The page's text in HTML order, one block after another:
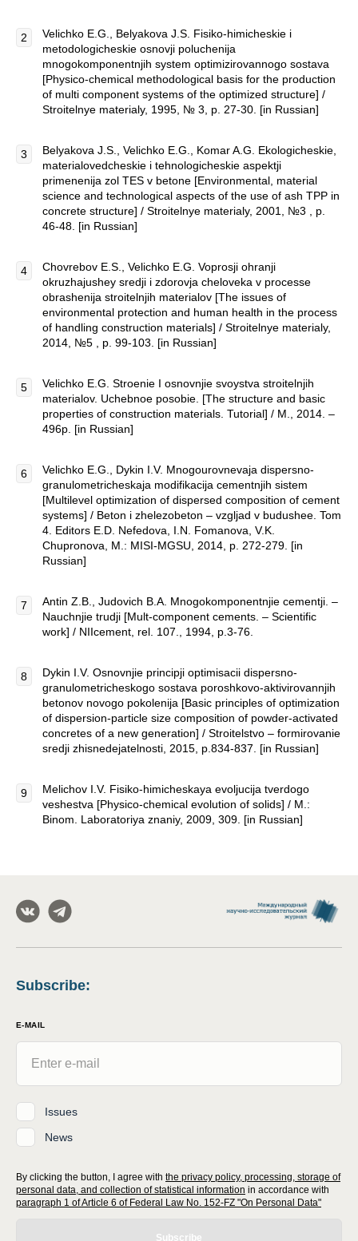
Velichko E.G., Belyakova J.S. Fisiko-himicheskie i
metodologicheskie osnovji poluchenija
mnogokomponentnjih system optimizirovannogo sostava
[Physico-chemical methodological basis for the production
of multi component systems of the optimized structure] /
Stroitelnye materialy, 1995, № 3, p. 27-30. [in Russian]
Belyakova J.S., Velichko E.G., Komar A.G. Ekologicheskie,
materialovedcheskie i tehnologicheskie aspektji
primenenija zol TES v betone [Environmental, material
science and technological aspects of the use of ash TPP in
concrete structure] / Stroitelnye materialy, 2001, №3 , p.
46-48. [in Russian]
Chovrebov E.S., Velichko E.G. Voprosji ohranji
okruzhajushey sredji i zdorovja cheloveka v processe
obrashenija stroitelnjih materialov [The issues of
environmental protection and human health in the process
of handling construction materials] / Stroitelnye materialy,
2014, №5 , p. 99-103. [in Russian]
Velichko E.G. Stroenie I osnovnjie svoystva stroitelnjih
materialov. Uchebnoe posobie. [The structure and basic
properties of construction materials. Tutorial] / M., 2014. –
496p. [in Russian]
Velichko E.G., Dykin I.V. Mnogourovnevaja dispersno-
granulometricheskaja modifikacija cementnjih sistem
[Multilevel optimization of dispersed composition of cement
systems] / Beton i zhelezobeton – vzgljad v budushee. Tom
4. Editors E.D. Nefedova, I.N. Fomanova, V.K.
Chupronova, M.: MISI-MGSU, 2014, p. 272-279. [in
Russian]
Antin Z.B., Judovich B.A. Mnogokomponentnjie cementji. –
Nauchnjie trudji [Mult-component cements. – Scientific
work] / NIIcement, rel. 107., 1994, p.3-76.
Dykin I.V. Osnovnjie principji optimisacii dispersno-
granulometricheskogo sostava poroshkovo-aktivirovannjih
betonov novogo pokolenija [Basic principles of optimization
of dispersion-particle size composition of powder-activated
concretes of a new generation] / Stroitelstvo – formirovanie
sredji zhisnedejatelnosti, 2015, p.834-837. [in Russian]
Melichov I.V. Fisiko-himicheskaya evoljucija tverdogo
veshestva [Physico-chemical evolution of solids] / M.:
Binom. Laboratoriya znaniy, 2009, 309. [in Russian]
Subscribe:
E-MAIL
Issues
News
By clicking the button, I agree with the privacy policy, processing, storage of
personal data, and collection of statistical information in accordance with
paragraph 1 of Article 6 of Federal Law No. 152-FZ "On Personal Data"
Subscribe